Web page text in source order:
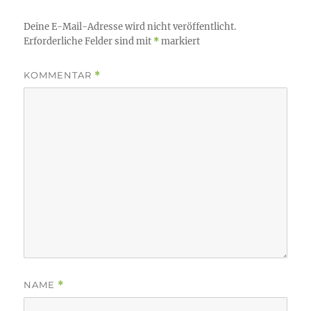
Deine E-Mail-Adresse wird nicht veröffentlicht.
Erforderliche Felder sind mit *markiert
KOMMENTAR *
NAME *